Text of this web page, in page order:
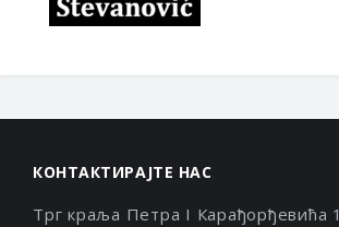
КОНТАКТИРАЈТЕ НАС
Трг краља Петра I Карађорђевића 1